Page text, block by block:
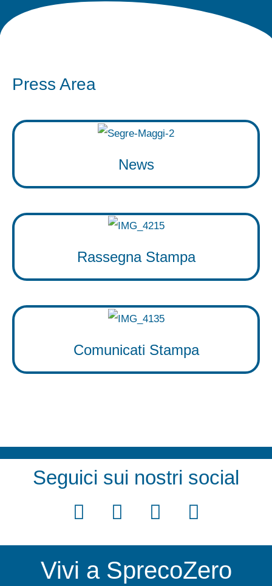
Press Area
News
Rassegna Stampa
Comunicati Stampa
Seguici sui nostri social
F
c
e
T
i
t
Y
u
t
I
s
t
Vivi a SprecoZero